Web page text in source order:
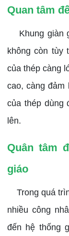
Quan tâm
Khung giàn
không còn tùy
của thép càng
cao, càng đảm
của thép dùng
lên.
Quân tâm
giáo
Trong quá
nhiều công
đến hệ thống